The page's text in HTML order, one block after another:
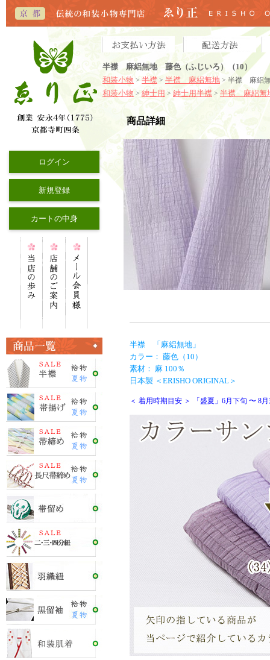
半襟 麻絽無地 藤色（ふじいろ）（10）
和装小物 > 半襟 > 半襟 麻絽無地 > 半襟 麻絽
和装小物 >紳士用 > 紳士用半襟 > 半襟 麻絽無
ログイン
新規登録
カートの中身
商品詳細
半襟 「麻絽無地」
カラー： 藤色（10）
素材： 麻 100％
日本製 ＜ERISHO ORIGINAL＞
＜ 着用時期目安 ＞ 「盛夏」6月下旬 〜 8